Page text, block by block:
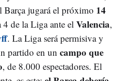
Barça jugará el próximo 14
4 de la Liga ante el Valencia,
. La Liga será permisiva y
partido en un campo que
, de 8.000 espectadores. El